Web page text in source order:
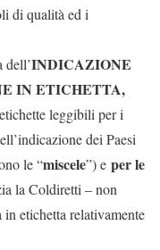
di qualità ed i
dell’INDICAZIONE
IN ETICHETTA,
leggibili per i
dei Paesi
le “miscele”) e per le
la Coldiretti – non
etichetta relativamente